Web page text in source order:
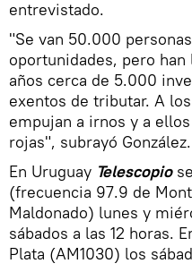
entrevistado.
"Se van 50.000
oportunidades, pero
años cerca de 5.000
exentos de tributar. A
empujan a irnos y a
rojas", subrayó González.
En Uruguay Telescopio
(frecuencia 97.9 de
Maldonado) lunes y
sábados a las 12 horas.
Plata (AM1030) los